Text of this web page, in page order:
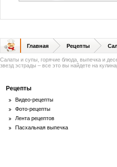
Главная Рецепты
Салаты и супы, горячие блюда, выпечка и
звезд эстрады – все это вы найдете на
Рецепты
Видео-рецепты
Фото-рецепты
Лента рецептов
Пасхальная выпечка